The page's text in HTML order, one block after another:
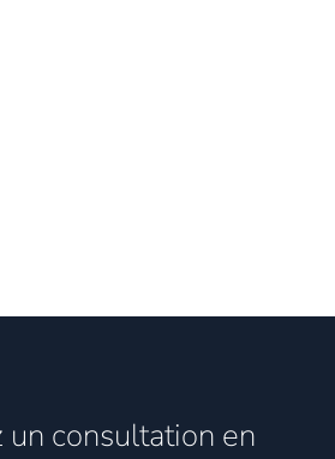
un consultation en